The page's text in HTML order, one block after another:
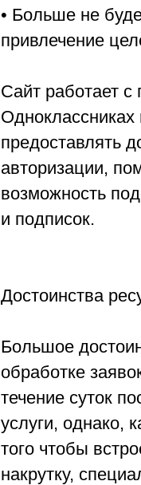
• Больше не
привлечение
Сайт работает
Одноклассниках
предоставлять
авторизации,
возможность
и подписок.
Достоинства
Большое
обработке
течение суток
услуги, однако,
того чтобы
накрутку,